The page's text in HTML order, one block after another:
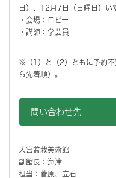
日）、12月7日（日曜日）い
・会場：ロビー
・講師：学芸員
※（1）と（2）ともに予約
ら先着順）。
問い合わせ先
大宮盆栽美術館
副館長：海津
担当：菅原、立石